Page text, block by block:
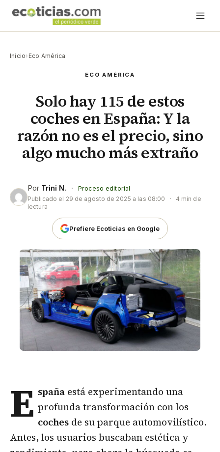
Inicio› Eco América
ECO AMÉRICA
Solo hay 115 de estos
coches en España: Y la
razón no es el precio, sino
algo mucho más extraño
Por Trini N. ·
Proceso editorial
Publicado el 29 de agosto de 2025 a las 08:00 ·
4 min de
lectura
Prefiere Ecoticias en Google
E spaña está experimentando una
profunda transformación con los
coches de su parque automovilístico.
Antes, los usuarios buscaban estética y